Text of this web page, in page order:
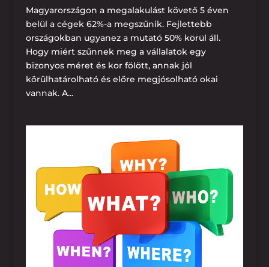
Magyarországon a megalakulást követő 5 éven
belül a cégek 62%-a megszűnik. Fejlettebb
országokban ugyanez a mutató 50% körül áll.
Hogy miért szűnnek meg a vállalatok egy
bizonyos méret és kor fölött, annak jól
körülhatárolható és előre megjósolható okai
vannak. A...